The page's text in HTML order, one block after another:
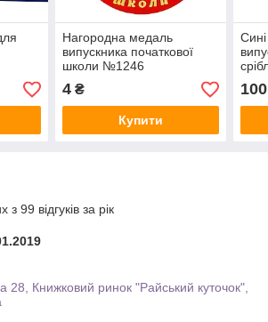
Нагородна медаль
випускника початкової
школи №1246
4₴
Купити
100
99 відгуків за рік
28, Книжковий ринок "Райський куточок",